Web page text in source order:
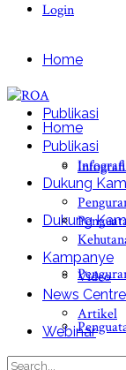
Login
Home
Publikasi
Dukung
Home
Publikasi
Dukung
Kampanye
Video
News Centre
Artikel
Webinar